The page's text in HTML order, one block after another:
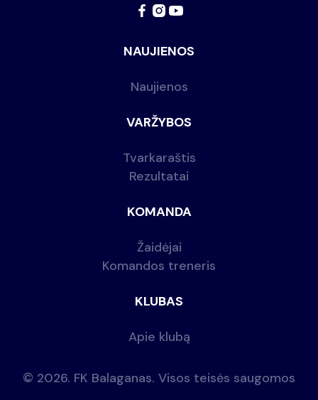
NAUJIENOS
Naujienos
VARŽYBOS
Tvarkaraštis
Rezultatai
KOMANDA
Žaidėjai
Komandos treneris
KLUBAS
Apie klubą
© 2026. FK Balaganas. Visos teisės saugomos